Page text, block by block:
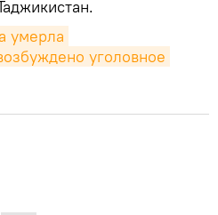
умерла
уголовное